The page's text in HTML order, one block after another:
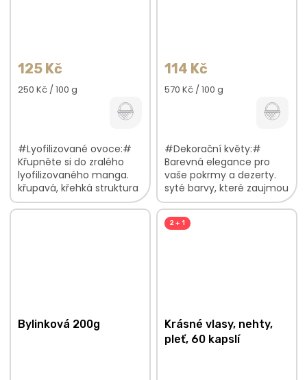
125 Kč
Měrná
250 Kč / 100 g
#Lyofilizované ovoce:#
Křupněte si do zralého
lyofilizovaného manga.
křupavá, křehká struktura
sladké, zralé plátky bez
éček a přidaného cukru V
114 Kč
Měrná
570 Kč / 100 g
#Dekorační květy:#
Barevná elegance pro
vaše pokrmy a dezerty.
syté barvy, které zaujmou
vaše oči budou krásně
kontrastovat se všemi
barvami jsou lehké a
Bylinková 200g
2 + 1
Krásné vlasy, nehty,
pleť, 60 kapslí